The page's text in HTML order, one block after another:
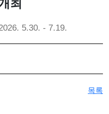
Perfect Weather)》 개최
Archive》 개최
최…보이지 않는 세계의 생
최
5.30. - 7.19.
목록